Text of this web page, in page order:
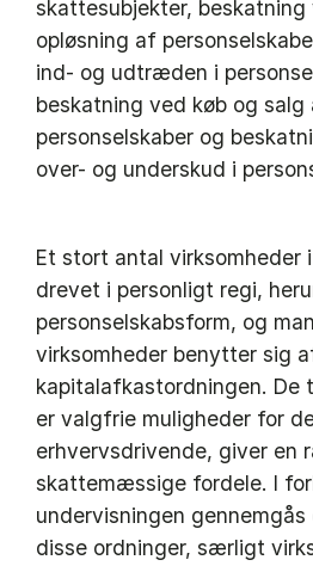
skattesubjekter,
opløsning af
ind- og udtræden i
beskatning ved køb og
personselskaber og
over- og underskud i
Et stort antal virksomheder
drevet i personligt regi,
personselskabsform, og
virksomheder benytter sig
kapitalafkastordningen. De
er valgfrie muligheder for
erhvervsdrivende, giver en
skattemæssige fordele. I
undervisningen gennemgås
disse ordninger, særligt